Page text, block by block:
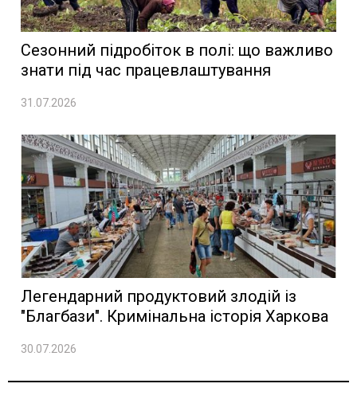
Сезонний підробіток в полі: що важливо
знати під час працевлаштування
31.07.2026
Легендарний продуктовий злодій із
"Благбази". Кримінальна історія Харкова
30.07.2026